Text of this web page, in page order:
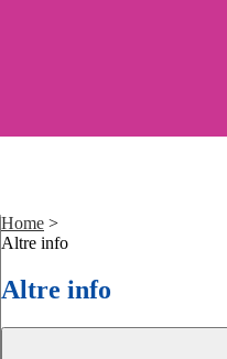
Home >
Altre info
Altre info